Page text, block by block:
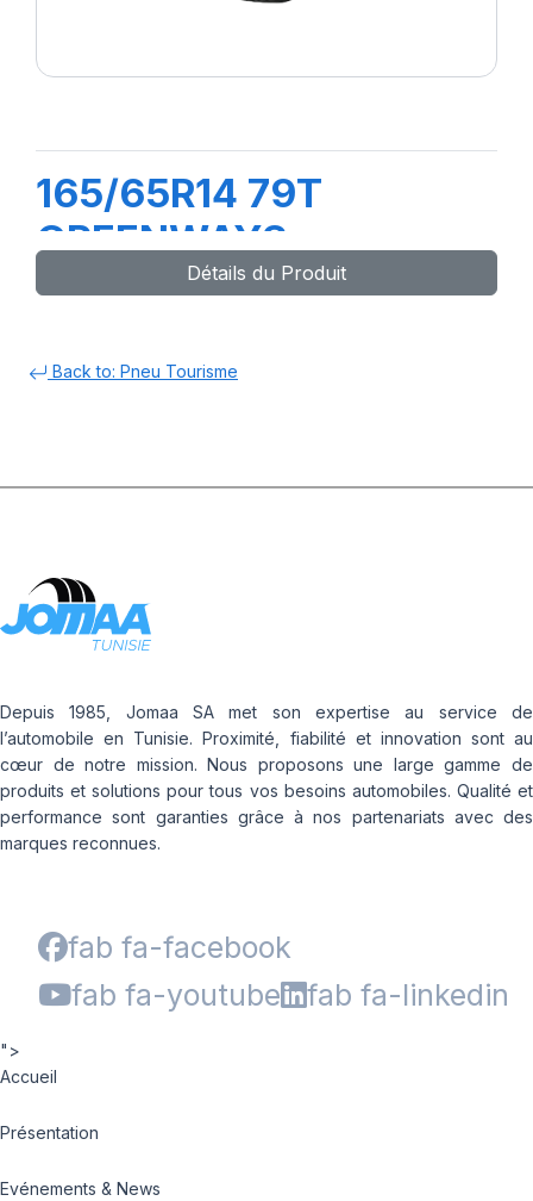
165/65R14 79T
GREENWAYS
Détails du Produit
Back to: Pneu Tourisme
Depuis 1985, Jomaa SA met son expertise au service de
l’automobile en Tunisie. Proximité, fiabilité et innovation sont au
cœur de notre mission. Nous proposons une large gamme de
produits et solutions pour tous vos besoins automobiles. Qualité et
performance sont garanties grâce à nos partenariats avec des
marques reconnues.
fab fa-facebook
fab fa-youtube
fab fa-linkedin
">
Accueil
Présentation
Evénements & News